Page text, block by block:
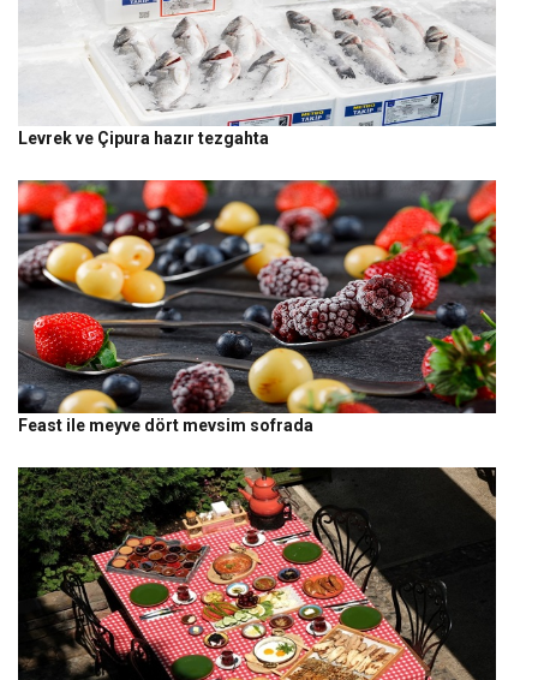
Levrek ve Çipura hazır tezgahta
Feast ile meyve dört mevsim sofrada